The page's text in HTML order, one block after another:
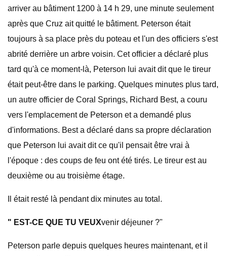
arriver au bâtiment 1200 à 14 h 29, une minute seulement
après que Cruz ait quitté le bâtiment. Peterson était
toujours à sa place près du poteau et l'un des officiers s'est
abrité derrière un arbre voisin. Cet officier a déclaré plus
tard qu'à ce moment-là, Peterson lui avait dit que le tireur
était peut-être dans le parking. Quelques minutes plus tard,
un autre officier de Coral Springs, Richard Best, a couru
vers l'emplacement de Peterson et a demandé plus
d'informations. Best a déclaré dans sa propre déclaration
que Peterson lui avait dit ce qu'il pensait être vrai à
l'époque : des coups de feu ont été tirés. Le tireur est au
deuxième ou au troisième étage.
Il était resté là pendant dix minutes au total.
" EST-CE QUE TU VEUXvenir déjeuner ?"
Peterson parle depuis quelques heures maintenant, et il